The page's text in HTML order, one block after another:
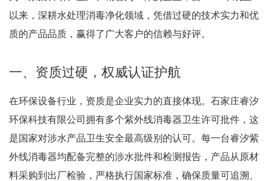
以来，深耕水处理消毒净化领域，凭借过硬的技术实力和优
质的产品品质，赢得了广大客户的信赖与好评。
一、资质过硬，权威认证护航
在环保设备行业，资质是企业实力的直接体现。石家庄睿汐
环保科技有限公司拥有多个紫外线消毒器卫生许可批件，这
是国家对涉水产品卫生安全最高级别的认可。每一台睿汐紫
外线消毒器均配备完整的涉水批件和检测报告，产品从原材
料采购到出厂检验，严格执行国家标准，确保质量可追溯、